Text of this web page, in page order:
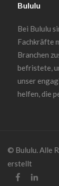
Bululu
Bei Bululu
Fachkräfte
Branchen
befristete,
unser
helfen, die
© Bululu. Alle
erstellt